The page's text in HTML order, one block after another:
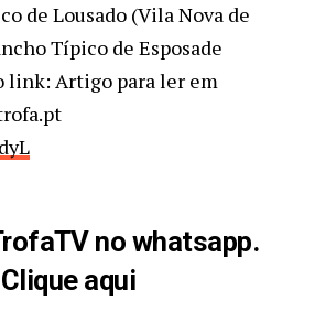
de Lousado (Vila Nova de
Típico de Esposade
link: Artigo para ler em
no whatsapp.
Clique aqui